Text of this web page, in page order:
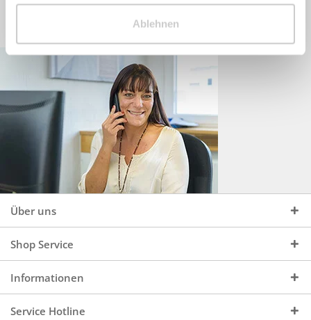
Ablehnen
und Fr, 09:00 - 13:00 Uhr
Über uns
Shop Service
Informationen
Service Hotline